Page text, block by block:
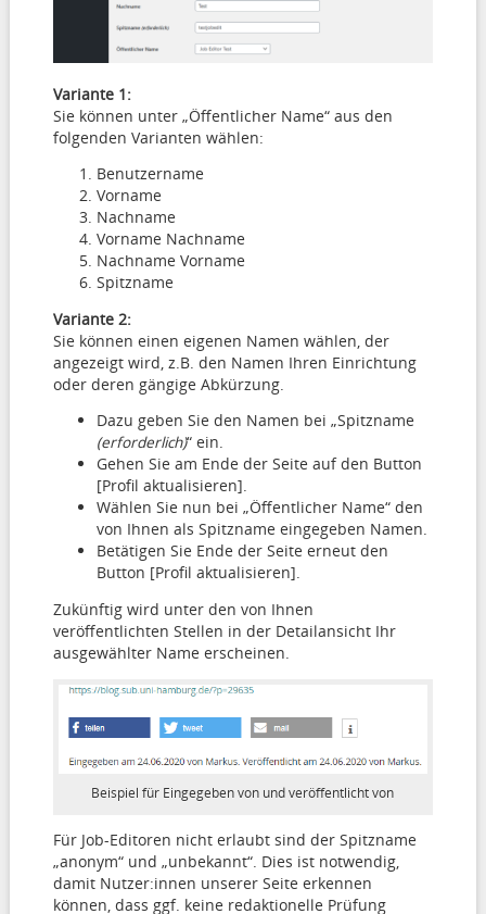
Variante 1:
Sie können unter „Öffentlicher Name“ aus den
folgenden Varianten wählen:
Benutzername
Vorname
Nachname
Vorname Nachname
Nachname Vorname
Spitzname
Variante 2:
Sie können einen eigenen Namen wählen, der
angezeigt wird, z.B. den Namen Ihren Einrichtung
oder deren gängige Abkürzung.
Dazu geben Sie den Namen bei „Spitzname
(erforderlich)“ ein.
Gehen Sie am Ende der Seite auf den Button
[Profil aktualisieren].
Wählen Sie nun bei „Öffentlicher Name“ den
von Ihnen als Spitzname eingegeben Namen.
Betätigen Sie Ende der Seite erneut den
Button [Profil aktualisieren].
Zukünftig wird unter den von Ihnen
veröffentlichten Stellen in der Detailansicht Ihr
ausgewählter Name erscheinen.
Beispiel für Eingegeben von und veröffentlicht von
Für Job-Editoren nicht erlaubt sind der Spitzname
„anonym“ und „unbekannt“. Dies ist notwendig,
damit Nutzer:innen unserer Seite erkennen
können, dass ggf. keine redaktionelle Prüfung